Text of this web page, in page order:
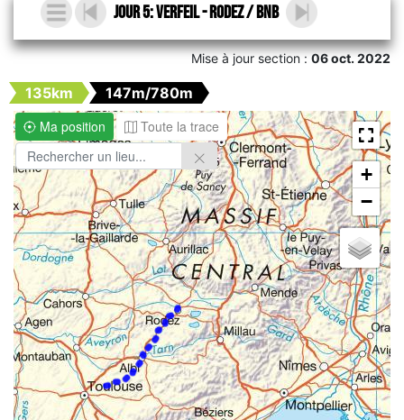
Jour 5: Verfeil - Rodez / BnB
Mise à jour section :06 oct. 2022
135km
147m/780m
Ma position
Toute la trace
+
−